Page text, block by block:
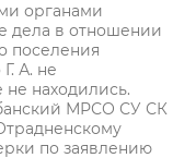
органами
дела в отношении
поселения
А. не
не находились.
МРСО СУ СК
по заявлению